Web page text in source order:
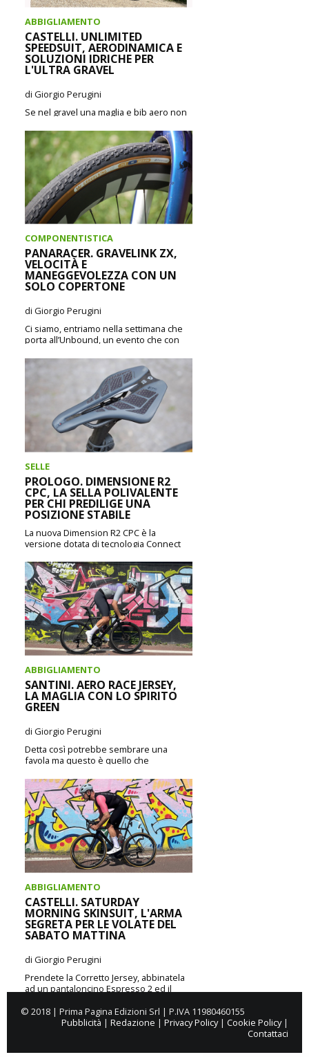
ABBIGLIAMENTO
CASTELLI. UNLIMITED
SPEEDSUIT, AERODINAMICA E
SOLUZIONI IDRICHE PER
L'ULTRA GRAVEL
di Giorgio Perugini
Se nel gravel una maglia e bib aero non
soluzione giusta si chiama Unlimited...
CONTINUA A LEGGERE
COMPONENTISTICA
PANARACER. GRAVELINK ZX,
VELOCITÀ E
MANEGGEVOLEZZA CON UN
SOLO COPERTONE
di Giorgio Perugini
Ci siamo, entriamo nella settimana che
porta all’Unbound, un evento che con
mondiale per...
CONTINUA A LEGGERE
SELLE
PROLOGO. DIMENSIONE R2
CPC, LA SELLA POLIVALENTE
PER CHI PREDILIGE UNA
POSIZIONE STABILE
La nuova Dimension R2 CPC è la
versione dotata di tecnologia Connect
Dimension R2, una...
CONTINUA A LEGGERE
ABBIGLIAMENTO
SANTINI. AERO RACE JERSEY,
LA MAGLIA CON LO SPIRITO
GREEN
di Giorgio Perugini
Detta così potrebbe sembrare una
favola ma questo è quello che
passaggio, ovvero quello della...
CONTINUA A LEGGERE
ABBIGLIAMENTO
CASTELLI. SATURDAY
MORNING SKINSUIT, L'ARMA
SEGRETA PER LE VOLATE DEL
SABATO MATTINA
di Giorgio Perugini
Prendete la Corretto Jersey, abbinatela
ad un pantaloncino Espresso 2 ed il
Morning...
© 2018 | Prima Pagina Edizioni Srl | P.IVA 11980460155
Pubblicità | Redazione | Privacy Policy| Cookie Policy|
Contattaci